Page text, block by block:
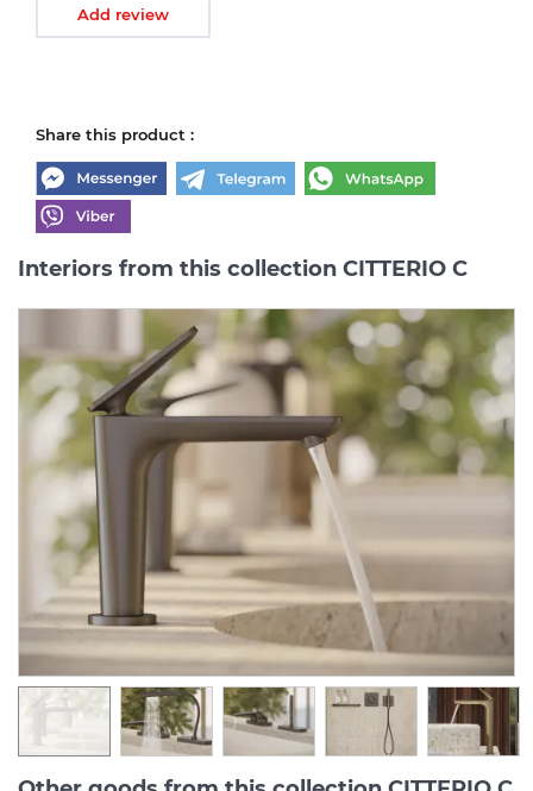
Add review
Share this product :
Interiors from this collection CITTERIO C